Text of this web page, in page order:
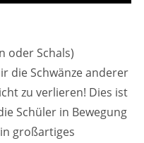
oder Schals)
die Schwänze anderer
zu verlieren! Dies ist
Schüler in Bewegung
großartiges